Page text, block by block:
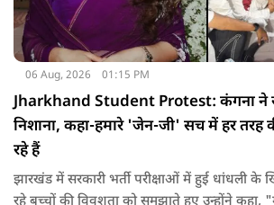
06 Aug, 2026 01:15 PM
Jharkhand Student Protest: कंगना ने
निशाना, कहा-हमारे 'जेन-जी' सच में हर
रहे हैं
झारखंड में सरकारी भर्ती परीक्षाओं में हुई धांधली के
रहे बच्चों की विवशता को समझाते हुए उन्होंने कहा,